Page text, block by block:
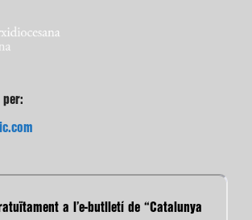
per:
a l’e-butlletí de “Catalunya